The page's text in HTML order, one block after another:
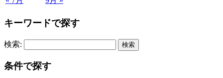
キーワードで探す
検索:
条件で探す